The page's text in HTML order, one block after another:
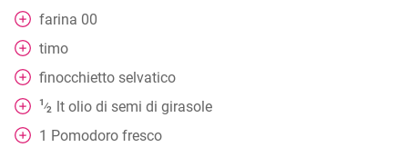
farina 00
timo
finocchietto selvatico
1⁄2 lt olio di semi di girasole
1 Pomodoro fresco